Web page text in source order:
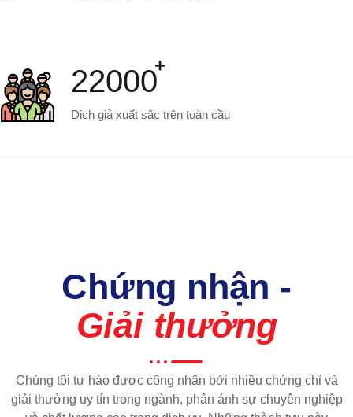
22000
Dich giả xuất sắc trên toàn cầu
Chứng nhận -
Giải thưởng
Chúng tôi tự hào được công nhận bởi nhiều chứng chỉ và
giải thưởng uy tín trong ngành, phản ánh sự chuyên nghiệp